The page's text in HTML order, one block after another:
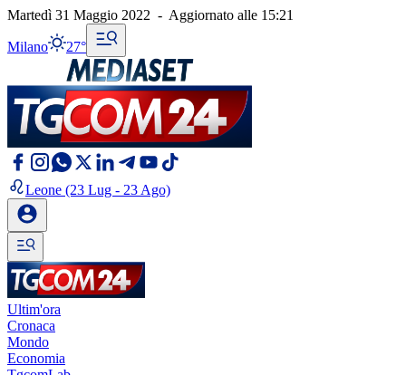
Martedì 31 Maggio 2022 - Aggiornato alle 15:21
Milano 27°
Leone (23 Lug - 23 Ago)
Ultim'ora
Cronaca
Mondo
Economia